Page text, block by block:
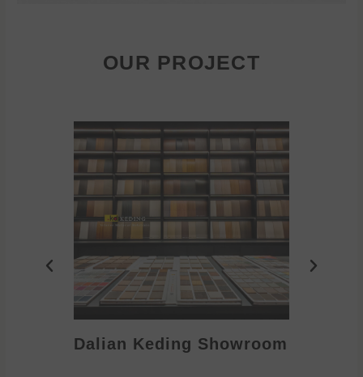
OUR PROJECT
Dalian Keding Showroom